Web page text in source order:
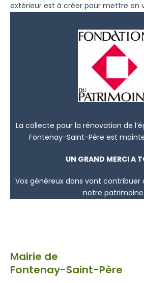
extérieur est à créer pour mettre en
La collecte pour la rénovation de
Fontenay-Saint-Père est
UN GRAND MERCI A
Vos généreux dons vont contribuer
notre patrimoine.
Mairie de
Fontenay-Saint-Père